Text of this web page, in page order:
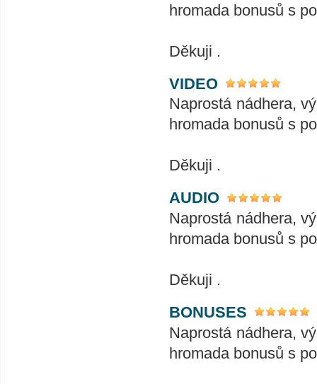
hromada bonusů s
Děkuji .
VIDEO
Naprostá nádhera,
hromada bonusů s
Děkuji .
AUDIO
Naprostá nádhera,
hromada bonusů s
Děkuji .
BONUSES
Naprostá nádhera,
hromada bonusů s